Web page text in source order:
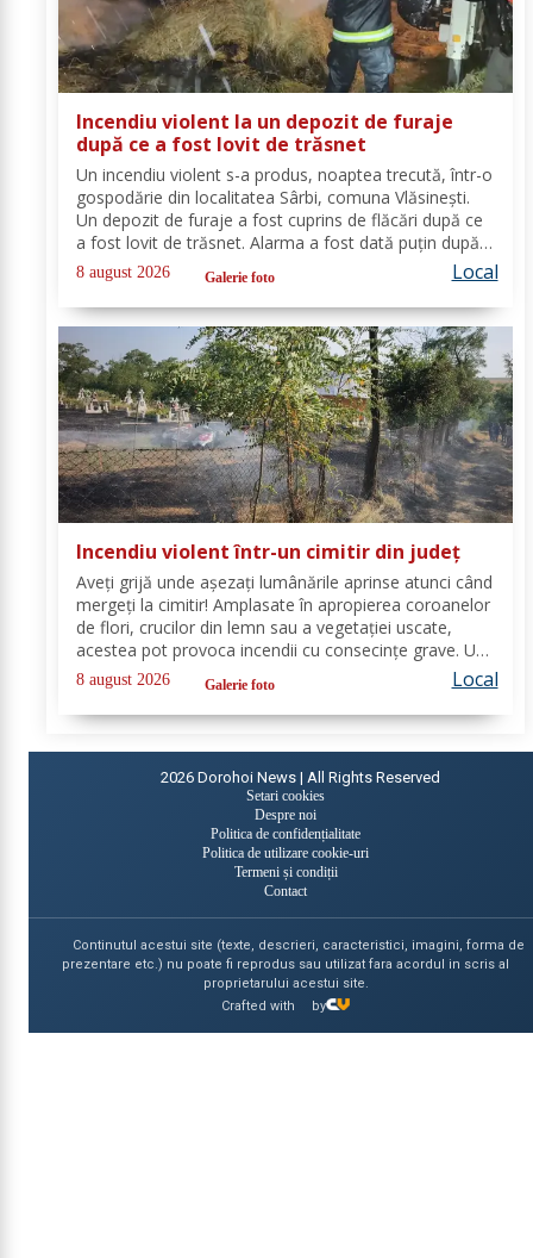
Incendiu violent la un depozit de furaje
după ce a fost lovit de trăsnet
Un incendiu violent s-a produs, noaptea trecută, într-o
gospodărie din localitatea Sârbi, comuna Vlăsinești.
Un depozit de furaje a fost cuprins de flăcări după ce
a fost lovit de trăsnet. Alarma a fost dată puțin după
ora 22:00. La caz s-au deplasat, în cel mai scurt timp,
pompierii din cadrul...
8 august 2026 Galerie foto Local
Incendiu violent într-un cimitir din județ
Aveți grijă unde așezați lumânările aprinse atunci când
mergeți la cimitir! Amplasate în apropierea coroanelor
de flori, crucilor din lemn sau a vegetației uscate,
acestea pot provoca incendii cu consecințe grave. Un
astfel de eveniment s-a produs ieri, în cimitirul din
localitatea Ichimeni, comuna...
8 august 2026 Galerie foto Local
2026 Dorohoi News | All Rights Reserved
Setari cookies
Despre noi
Politica de confidențialitate
Politica de utilizare cookie-uri
Termeni și condiții
Contact
Continutul acestui site (texte, descrieri, caracteristici, imagini, forma de
prezentare etc.) nu poate fi reprodus sau utilizat fara acordul in scris al
proprietarului acestui site.
Crafted with
by